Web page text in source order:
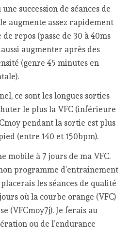
succession de séances de
augmente assez rapidement
repos (passe de 30 à 40ms
augmenter après des
(genre 45 minutes en
ce sont les longues sorties
le plus la VFC (inférieure
pendant la sortie est plus
(entre 140 et 150bpm).
mobile à 7 jours de ma VFC.
programme d’entrainement
les séances de qualité
où la courbe orange (VFC)
(VFCmoy7j). Je ferais au
ou de l’endurance